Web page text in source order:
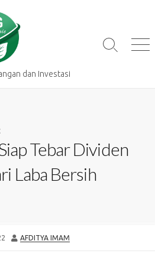
dan Investasi
Search
Tebar Dividen
Laba Bersih
AUTHOR
AFDITYA IMAM